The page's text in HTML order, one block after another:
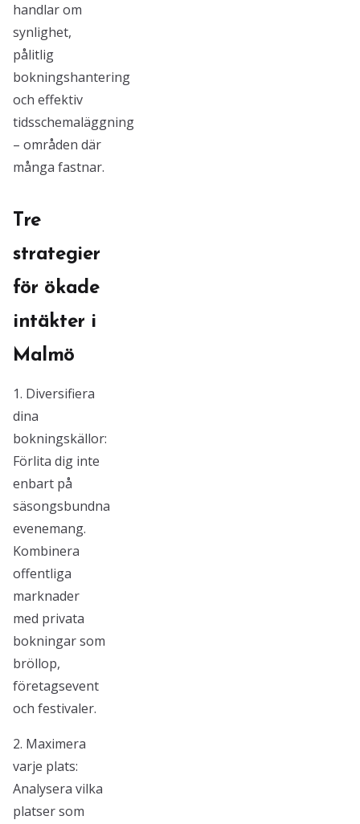
handlar om
synlighet,
pålitlig
bokningshantering
och effektiv
tidsschemaläggning
– områden där
många fastnar.
Tre
strategier
för ökade
intäkter i
Malmö
1. Diversifiera
dina
bokningskällor:
Förlita dig inte
enbart på
säsongsbundna
evenemang.
Kombinera
offentliga
marknader
med privata
bokningar som
bröllop,
företagsevent
och festivaler.
2. Maximera
varje plats:
Analysera vilka
platser som